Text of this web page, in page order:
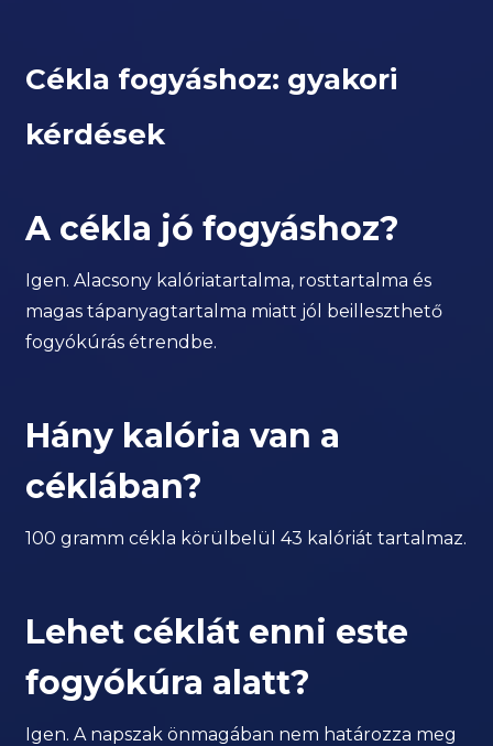
Cékla fogyáshoz: gyakori
kérdések
A cékla jó fogyáshoz?
Igen. Alacsony kalóriatartalma, rosttartalma és
magas tápanyagtartalma miatt jól beilleszthető
fogyókúrás étrendbe.
Hány kalória van a
céklában?
100 gramm cékla körülbelül 43 kalóriát tartalmaz.
Lehet céklát enni este
fogyókúra alatt?
Igen. A napszak önmagában nem határozza meg